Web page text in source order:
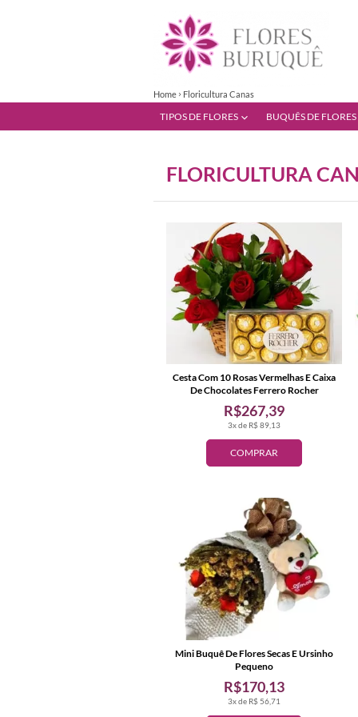
TIPOS DE FLORES BUQUÊS DE FLORES
Home Floricultura Canas
FLORICULTURA
COMPRAR
3x de R$ 89,13
R$267,39
Cesta Com 10 Rosas Vermelhas E Caixa
De Chocolates Ferrero Rocher
3x de R$ 56,71
R$170,13
Mini Buquê De Flores Secas E Ursinho
Pequeno